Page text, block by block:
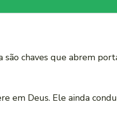
chaves que abrem
em Deus. Ele ainda